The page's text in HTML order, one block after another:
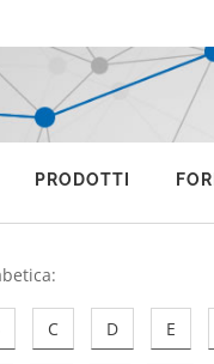
PRODOTTI
:
C D E